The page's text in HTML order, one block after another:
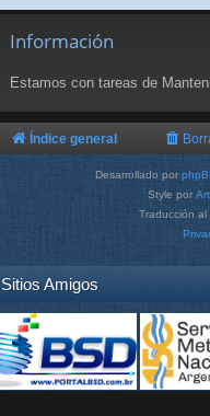
Información
Estamos con tareas de
Índice general
Desarrollado por
Style por
Traducción
Sitios Amigos